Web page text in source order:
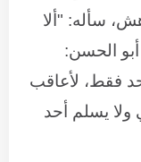
سأله: "ألا
الحسن:
فقط، لأعاقب
يسلم أحد